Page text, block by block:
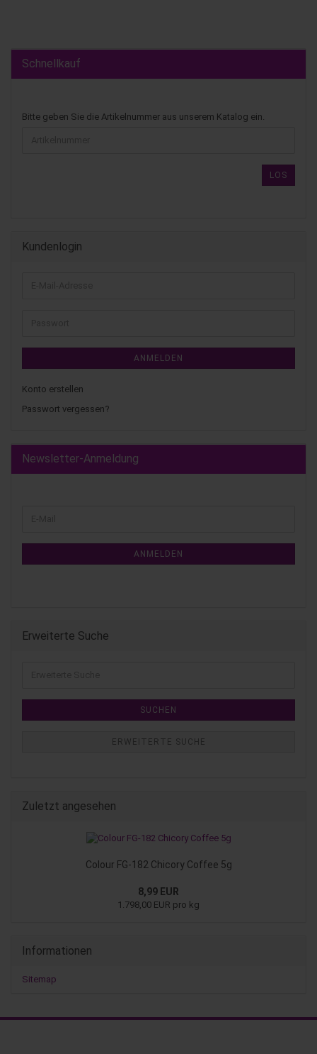
Schnellkauf
Bitte geben Sie die Artikelnummer aus unserem Katalog ein.
LOS
Kundenlogin
ANMELDEN
Konto erstellen
Passwort vergessen?
Newsletter-Anmeldung
ANMELDEN
Erweiterte Suche
SUCHEN
ERWEITERTE SUCHE
Zuletzt angesehen
Colour FG-182 Chicory Coffee 5g
8,99 EUR
1.798,00 EUR pro kg
Informationen
Sitemap